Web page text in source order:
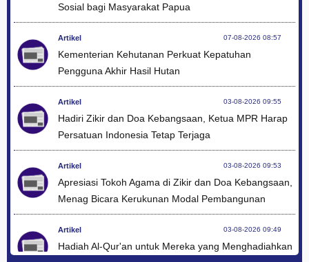
Sosial bagi Masyarakat Papua
Artikel 07-08-2026 08:57
Kementerian Kehutanan Perkuat Kepatuhan
Pengguna Akhir Hasil Hutan
Artikel 03-08-2026 09:55
Hadiri Zikir dan Doa Kebangsaan, Ketua MPR Harap
Persatuan Indonesia Tetap Terjaga
Artikel 03-08-2026 09:53
Apresiasi Tokoh Agama di Zikir dan Doa Kebangsaan,
Menag Bicara Kerukunan Modal Pembangunan
Artikel 03-08-2026 09:49
Hadiah Al-Qur'an untuk Mereka yang Menghadiahkan